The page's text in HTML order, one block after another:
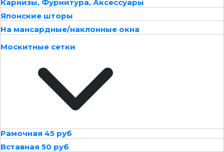
Карнизы, Фурнитура, Аксессуары
Японские шторы
На мансардные/наклонные окна
Москитные сетки
Рамочная 45 руб
Вставная 50 руб